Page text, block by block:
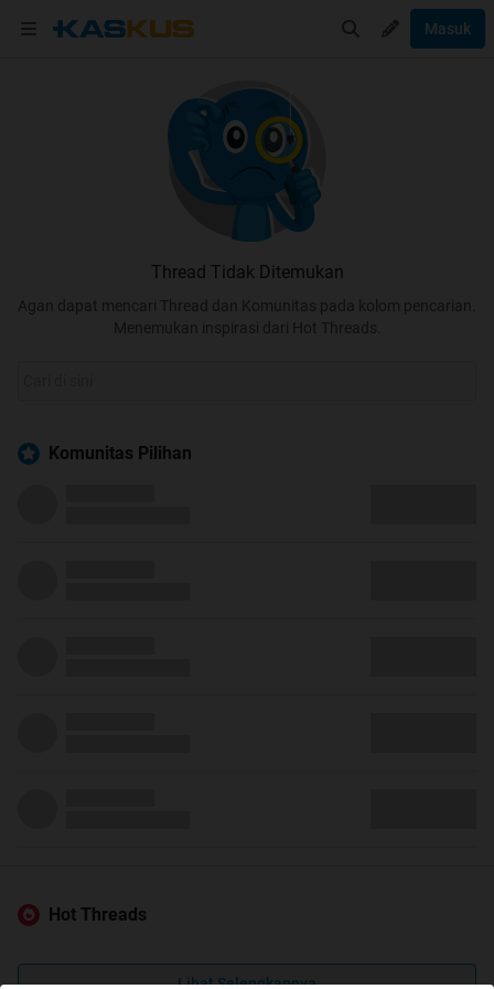
Masuk
Thread Tidak Ditemukan
Agan dapat mencari Thread dan Komunitas pada kolom pencarian.
Menemukan inspirasi dari Hot Threads.
Komunitas Pilihan
Hot Threads
Lihat Selengkapnya